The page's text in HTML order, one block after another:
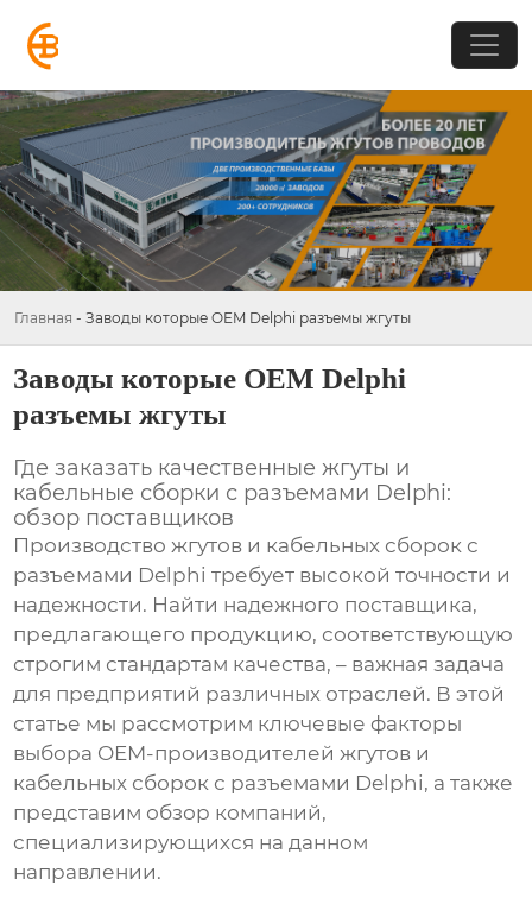
Главная - Заводы которые OEM Delphi разъемы жгуты
Заводы которые OEM Delphi
разъемы жгуты
Где заказать качественныежгуты и
кабельные сборки с разъемами Delphi:
обзор поставщиков
Производствожгутов и кабельных сборок с
разъемами Delphi требует высокой точности и
надежности. Найти надежного поставщика,
предлагающего продукцию, соответствующую
строгим стандартам качества, – важная задача
для предприятий различных отраслей. В этой
статье мы рассмотрим ключевые факторы
выбора OEM-производителей жгутов и
кабельных сборок с разъемами Delphi, а также
представим обзор компаний,
специализирующихся на данном
направлении.